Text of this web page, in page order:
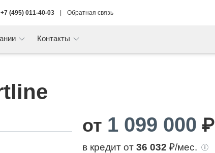
+7 (495) 011-40-03 Обратная связь
Контакты
от 1 099 000 ₽
в кредит от36 032₽/мес.